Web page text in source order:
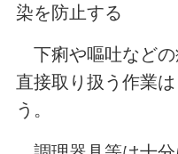
染を防止する
下痢や嘔吐などの
直接取り扱う作業
う。